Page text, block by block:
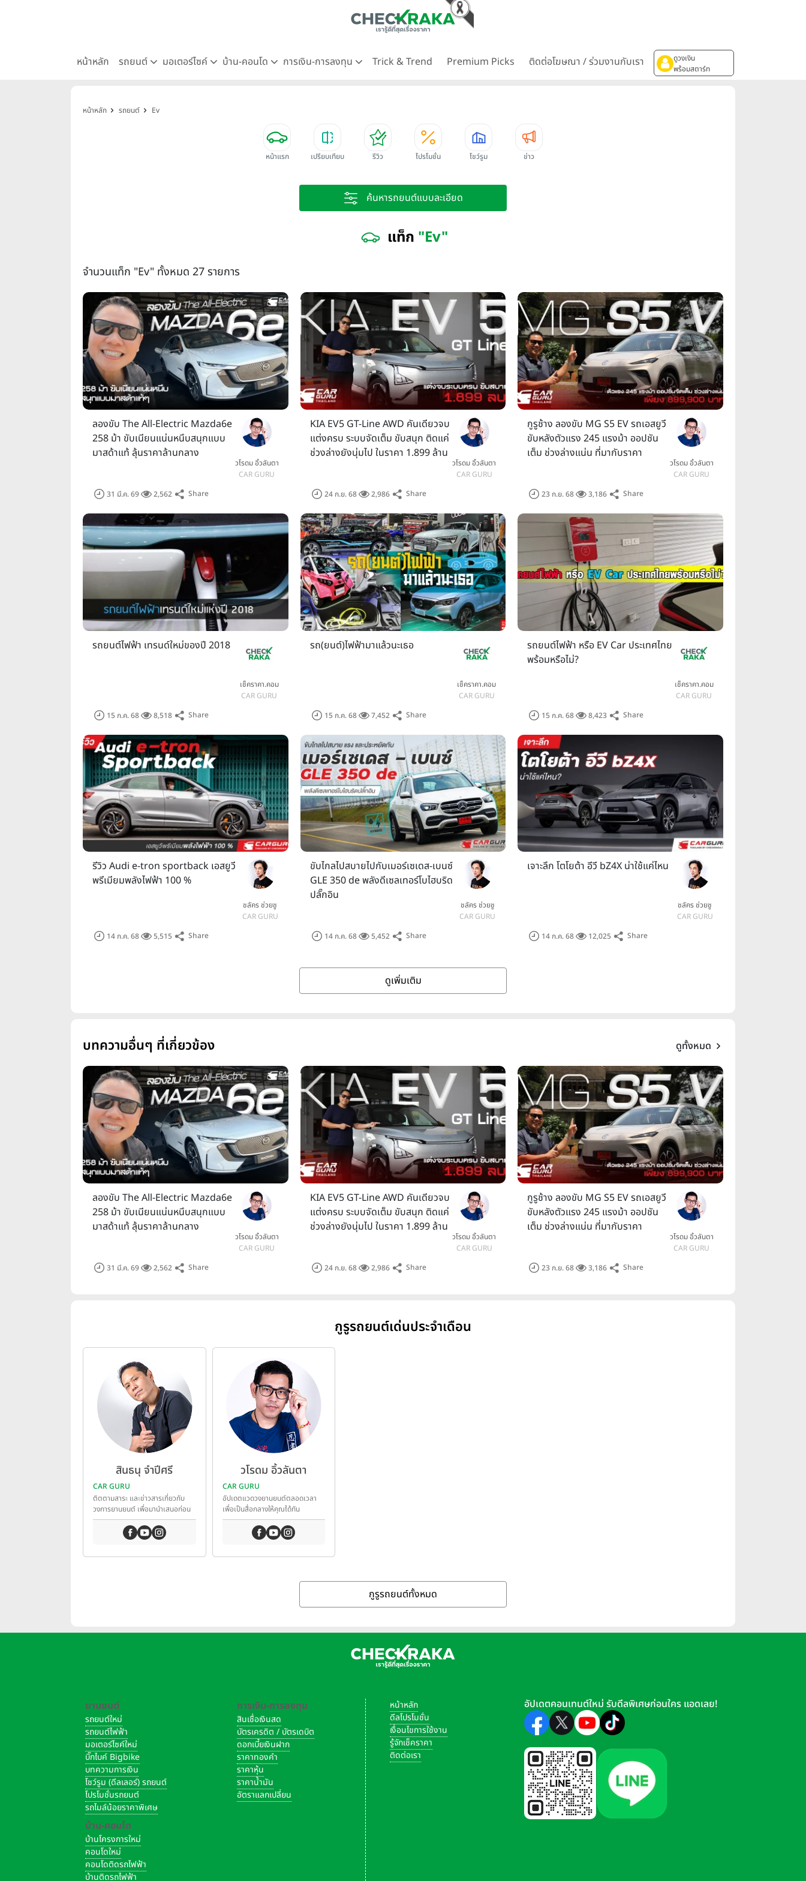
หน้าหลัก รถยนต์ มอเตอร์ไซค์ บ้าน-คอนโด การเงิน-การลงทุน Trick & Trend Premium Picks ติดต่อโฆษณา / ร่วมงานกับเรา
ดูวงเงิน
พร้อมสตาร์ท
หน้าหลัก รถยนต์ Ev
หน้าแรก เปรียบเทียบ รีวิว โปรโมชั่น โชว์รูม ข่าว
ค้นหารถยนต์แบบละเอียด
แท็ก "Ev"
จำนวนแท็ก "Ev" ทั้งหมด 27 รายการ
ลองขับ The All-Electric Mazda6e
258 ม้า ขับเนียนแน่นหนึบสนุกแบบ
มาสด้าแท้ ลุ้นราคาล้านกลาง
วโรดม อิ้วลันตา
CAR GURU
31 มี.ค. 69
2,562 Share
KIA EV5 GT-Line AWD คันเดียวจบ
แต่งครบ ระบบจัดเต็ม ขับสนุก ติดแค่
ช่วงล่างยังนุ่มไป ในราคา 1.899 ล้าน
วโรดม อิ้วลันตา
CAR GURU
24 ก.ย. 68
2,986 Share
กูรูช้าง ลองขับ MG S5 EV รถเอสยูวี
ขับหลังตัวแรง 245 แรงม้า ออปชัน
เต็ม ช่วงล่างแน่น ที่มากับราคา
วโรดม อิ้วลันตา
CAR GURU
23 ก.ย. 68
3,186 Share
รถยนต์ไฟฟ้า เทรนด์ใหม่ของปี 2018
เช็คราคา.คอม
CAR GURU
15 ก.ค. 68
8,518 Share
รถ(ยนต์)ไฟฟ้ามาแล้วนะเธอ
เช็คราคา.คอม
CAR GURU
15 ก.ค. 68
7,452 Share
รถยนต์ไฟฟ้า หรือ EV Car ประเทศไทย
พร้อมหรือไม่?
เช็คราคา.คอม
CAR GURU
15 ก.ค. 68
8,423 Share
รีวิว Audi e-tron sportback เอสยูวี
พรีเมียมพลังไฟฟ้า 100 %
ชลัคร ช่วยชู
CAR GURU
14 ก.ค. 68
5,515 Share
ขับไกลไปสบายไปกับเมอร์เซเดส-เบนซ์
GLE 350 de พลังดีเซลเทอร์โบไฮบริด
ปลั๊กอิน
ชลัคร ช่วยชู
CAR GURU
14 ก.ค. 68
5,452 Share
เจาะลึก โตโยต้า อีวี bZ4X น่าใช้แค่ไหน
ชลัคร ช่วยชู
CAR GURU
14 ก.ค. 68
12,025 Share
ดูเพิ่มเติม
บทความอื่นๆ ที่เกี่ยวข้อง ดูทั้งหมด
ลองขับ The All-Electric Mazda6e
258 ม้า ขับเนียนแน่นหนึบสนุกแบบ
มาสด้าแท้ ลุ้นราคาล้านกลาง
วโรดม อิ้วลันตา
CAR GURU
31 มี.ค. 69
2,562 Share
KIA EV5 GT-Line AWD คันเดียวจบ
แต่งครบ ระบบจัดเต็ม ขับสนุก ติดแค่
ช่วงล่างยังนุ่มไป ในราคา 1.899 ล้าน
วโรดม อิ้วลันตา
CAR GURU
24 ก.ย. 68
2,986 Share
กูรูช้าง ลองขับ MG S5 EV รถเอสยูวี
ขับหลังตัวแรง 245 แรงม้า ออปชัน
เต็ม ช่วงล่างแน่น ที่มากับราคา
วโรดม อิ้วลันตา
CAR GURU
23 ก.ย. 68
3,186 Share
กูรูรถยนต์เด่นประจำเดือน
สินธนุ จำปีศรี
CAR GURU
ติตตามสาระ และข่าวสารเกี่ยวกับ
วงการยานยนต์ เพื่อมานำเสนอก่อน
ใคร
วโรดม อิ้วลันตา
CAR GURU
อัปเดตแวดวงยานยนต์ตลอดเวลา
เพื่อเป็นสื่อกลางให้คุณได้ทัน
เทคโนโลยียานยนต์
กูรูรถยนต์ทั้งหมด
ยานยนต์
รถยนต์ใหม่
รถยนต์ไฟฟ้า
มอเตอร์ไซค์ใหม่
บิ๊กไบค์ Bigbike
บทความการเงิน
โชว์รูม (ดีลเลอร์) รถยนต์
โปรโมชั่นรถยนต์
รถไมล์น้อยราคาพิเศษ
บ้าน-คอนโด
บ้านโครงการใหม่
คอนโดใหม่
คอนโดติดรถไฟฟ้า
บ้านติดรถไฟฟ้า
การเงิน-การลงทุน
สินเชื่อเงินสด
บัตรเครดิต / บัตรเดบิต
ดอกเบี้ยเงินฝาก
ราคาทองคำ
ราคาหุ้น
ราคาน้ำมัน
อัตราแลกเปลี่ยน
หน้าหลัก
ดีลโปรโมชั่น
เงื่อนไขการใช้งาน
รู้จักเช็คราคา
ติดต่อเรา
อัปเดตคอนเทนต์ใหม่ รับดีลพิเศษก่อนใคร แอดเลย!